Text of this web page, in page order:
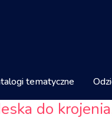
tematyczne
do